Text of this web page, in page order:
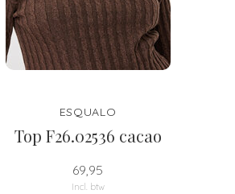
ESQUALO
Top F26.02536 cacao
69,95
Incl. btw